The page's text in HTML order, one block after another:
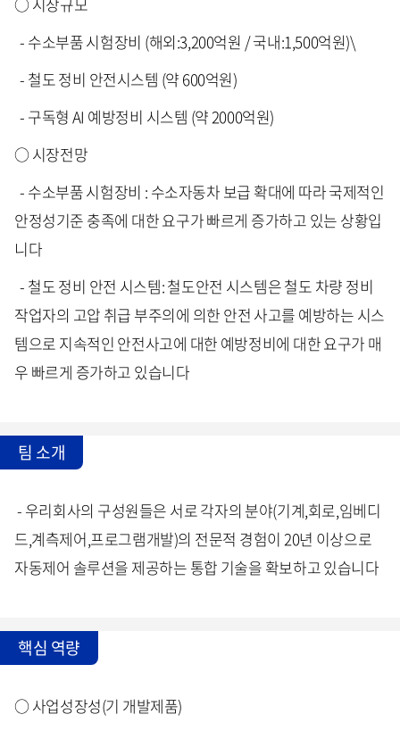
- 수소부품 시험장비 (해외:3,200억원 / 국내:1,500억원)\
- 철도 정비 안전시스템 (약 600억원)
- 구독형 AI 예방정비 시스템 (약 2000억원)
○ 시장전망
- 수소부품 시험장비 : 수소자동차 보급 확대에 따라 국제적인
안정성기준 충족에 대한 요구가 빠르게 증가하고 있는 상황입
니다
- 철도 정비 안전 시스템: 철도안전 시스템은 철도 차량 정비
작업자의 고압 취급 부주의에 의한 안전 사고를 예방하는 시스
템으로 지속적인 안전사고에 대한 예방정비에 대한 요구가 매
우 빠르게 증가하고 있습니다
팀 소개
- 우리회사의 구성원들은 서로 각자의 분야(기계,회로,임베디
드,계측제어,프로그램개발)의 전문적 경험이 20년 이상으로
자동제어 솔루션을 제공하는 통합 기술을 확보하고 있습니다
핵심 역량
○ 사업성장성(기 개발제품)